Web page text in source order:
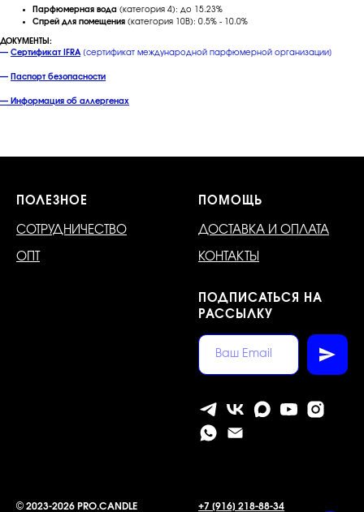
Парфюмерная вода (категория 4): до 15.23%
Спрей для помещения (категория 10B): 0.5% - 10.0%
ДОКУМЕНТЫ:
— Сертификат IFRA [сертификат международной парфюмерной организации]
— Паспорт безопасности
— Информация об аллергенах
ПОЛЕЗНОЕ
СОТРУДНИЧЕСТВО
ОПТ
ПОМОЩЬ
ДОСТАВКА И ОПЛАТА
КОНТАКТЫ
ПОДПИСАТЬСЯ НА
РАССЫЛКУ
© 2023-2026 PRO.CANDLE +7 [916] 218-88-34